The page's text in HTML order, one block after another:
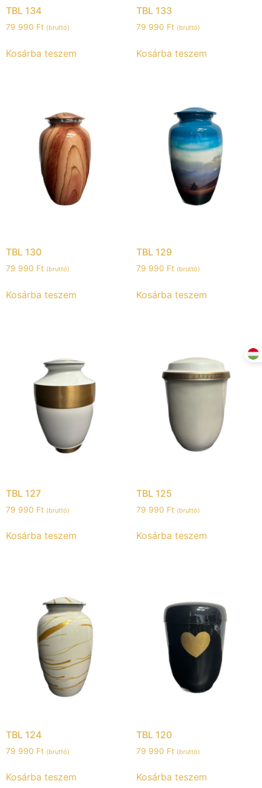
TBL 134
79 990 Ft (bruttó)
Kosárba teszem
TBL 133
79 990 Ft (bruttó)
Kosárba teszem
TBL 130
79 990 Ft (bruttó)
Kosárba teszem
TBL 129
79 990 Ft (bruttó)
Kosárba teszem
TBL 127
79 990 Ft (bruttó)
Kosárba teszem
TBL 125
79 990 Ft (bruttó)
Kosárba teszem
TBL 124
79 990 Ft (bruttó)
Kosárba teszem
TBL 120
79 990 Ft (bruttó)
Kosárba teszem